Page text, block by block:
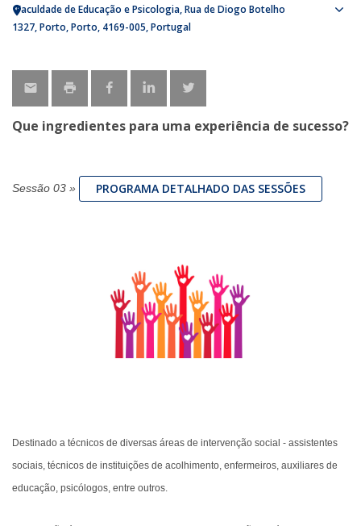
Faculdade de Educação e Psicologia Rua de Diogo Botelho
1327 Porto Porto 4169-005 Portugal
Que ingredientes para uma experiência de sucesso?
Sessão 03 » PROGRAMA DETALHADO DAS SESSÕES
Destinado a técnicos de diversas áreas de intervenção social - assistentes
sociais, técnicos de instituições de acolhimento, enfermeiros, auxiliares de
educação, psicólogos, entre outros.